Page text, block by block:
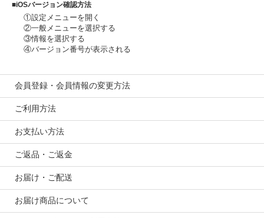
■iOSバージョン確認方法
①設定メニューを開く
②一般メニューを選択する
③情報を選択する
④バージョン番号が表示される
会員登録・会員情報の変更方法
ご利用方法
お支払い方法
ご返品・ご返金
お届け・ご配送
お届け商品について